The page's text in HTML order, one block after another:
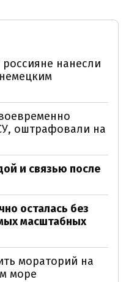
нанесли
оштрафовали на
и связью после
осталась без
масштабных
мораторий на
море